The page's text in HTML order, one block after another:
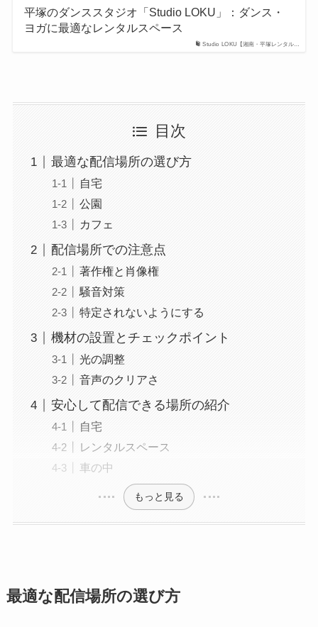
Studio LOKU【湘南・平塚レンタル…
平塚のダンススタジオ「Studio LOKU」：ダンス・
ヨガに最適なレンタルスペース
目次
最適な配信場所の選び方
自宅
公園
カフェ
配信場所での注意点
著作権と肖像権
騒音対策
特定されないようにする
機材の設置とチェックポイント
光の調整
音声のクリアさ
安心して配信できる場所の紹介
自宅
レンタルスペース
車の中
もっと見る
最適な配信場所の選び方